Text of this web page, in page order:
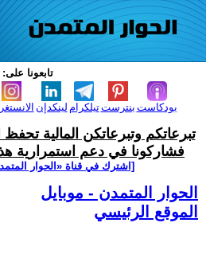
تابعونا على:
لينكدإن تيلكرامبنترست بودكاست
تبرعاتكم وتبرعاتكن المالية تحفظ
فشاركونا في دعم استمرارية
[اشترك في قناة ‫«الحوار
الحوار المتمدن - موبايل
الموقع الرئيسي